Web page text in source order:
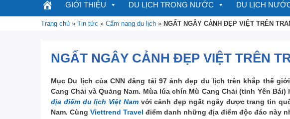
GIỚI THIỆU DU LỊCH TRONG NƯỚC DU LỊCH
Trang chủ » Tin tức » Cẩm nang du lịch » NGẤT NGÂY CẢNH ĐẸP VIỆT TRÊN
NGẤT NGÂY CẢNH ĐẸP VIỆT TRÊN
Mục Du lịch của CNN đăng tải 97 ảnh đẹp du lịch trên khắp thế
Cang Chải và Quảng Nam. Mùa lúa chín Mù Cang Chải (tỉnh Yên
địa điểm du lịch Việt Namvới cảnh đẹp ngất ngây được trang tin
Nam. Cùng Viettrend Travel điểm danh những địa điểm độc đáo này